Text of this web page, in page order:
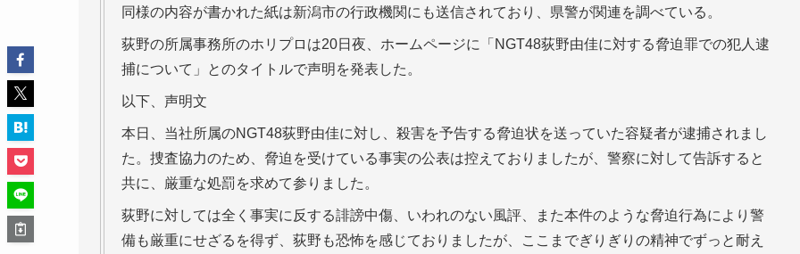
同様の内容が書かれた紙は新潟市の行政機関にも送信されており、県警が関連を調べている。
荻野の所属事務所のホリプロは20日夜、ホームページに「NGT48荻野由佳に対する脅迫罪での犯人逮
捕について」とのタイトルで声明を発表した。
以下、声明文
本日、当社所属のNGT48荻野由佳に対し、殺害を予告する脅迫状を送っていた容疑者が逮捕されまし
た。捜査協力のため、脅迫を受けている事実の公表は控えておりましたが、警察に対して告訴すると
共に、厳重な処罰を求めて参りました。
荻野に対しては全く事実に反する誹謗中傷、いわれのない風評、また本件のような脅迫行為により警
備も厳重にせざるを得ず、荻野も恐怖を感じておりましたが、ここまでぎりぎりの精神でずっと耐え